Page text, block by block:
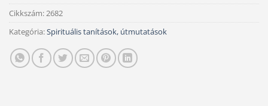
Cikkszám:2682
Kategória:Spirituális tanítások, útmutatások